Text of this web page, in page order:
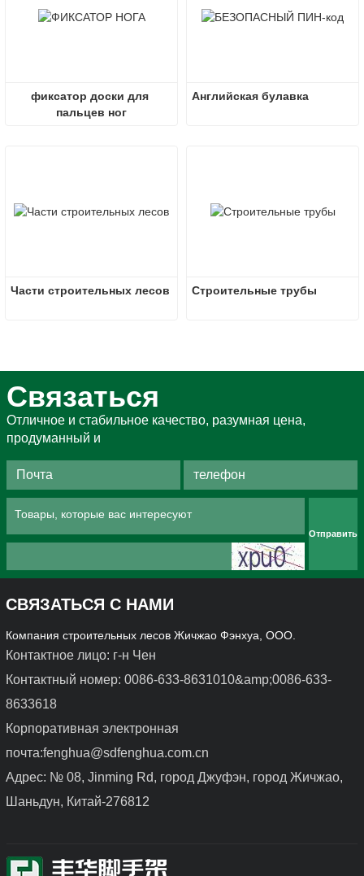
фиксатор доски для
пальцев ног
Английская булавка
Части строительных лесов Строительные трубы
Связаться
Отличное и стабильное качество, разумная цена,
продуманный и
Отправить
СВЯЗАТЬСЯ С НАМИ
Компания строительных лесов Жичжао Фэнхуа, ООО.
Контактное лицо: г-н Чен
Контактный номер: 0086-633-8631010&amp;0086-633-
8633618
Корпоративная электронная
почта:fenghua@sdfenghua.com.cn
Адрес: № 08, Jinming Rd, город Джуфэн, город Жичжао,
Шаньдун, Китай-276812